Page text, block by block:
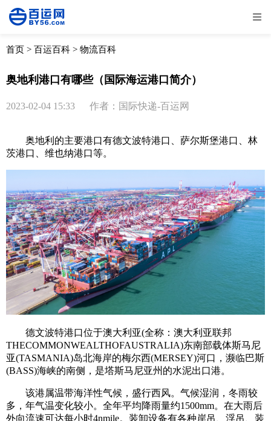
全部 物流资讯
取消 确定
首页 > 百运百科 > 物流百科
奥地利港口有哪些（国际海运港口简介）
2023-02-04 15:33 作者：国际快递-百运网
奥地利的主要港口有德文波特港口、萨尔斯堡港口、林
茨港口、维也纳港口等。
德文波特港口位于澳大利亚(全称：澳大利亚联邦
THECOMMONWEALTHOFAUSTRALIA)东南部载体斯马尼
亚(TASMANIA)岛北海岸的梅尔西(MERSEY)河口，濒临巴斯
(BASS)海峡的南侧，是塔斯马尼亚州的水泥出口港。
该港属温带海洋性气候，盛行西风。气候湿润，冬雨较
多，年气温变化较小。全年平均降雨量约1500mm。在大雨后
外向流速可达每小时4nmile。装卸设备有各种岸吊、浮吊、装